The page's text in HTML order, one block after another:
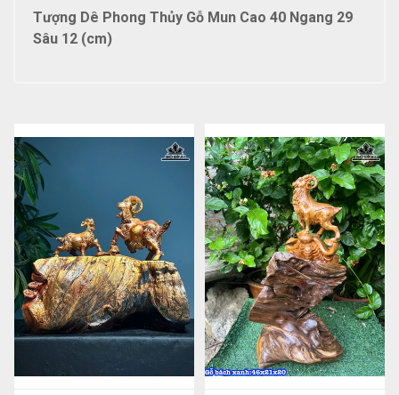
Tượng Dê Phong Thủy Gỗ Mun Cao 40 Ngang 29
Sâu 12 (cm)